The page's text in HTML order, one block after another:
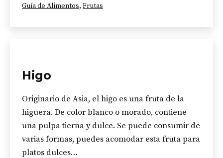
Categorizado
Guía de Alimentos, Frutas
Higo
Originario de Asia, el higo es una fruta de la
higuera. De color blanco o morado, contiene
una pulpa tierna y dulce. Se puede consumir de
varias formas, puedes acomodar esta fruta para
platos dulces…